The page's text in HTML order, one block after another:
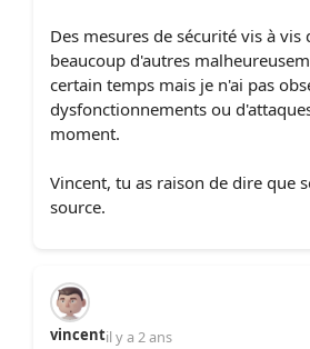
Des mesures de sécurité vis à
beaucoup d'autres
certain temps mais je n'ai pas
dysfonctionnements ou
moment.
Vincent, tu as raison de dire que
source.
vincentil y a 2 ans